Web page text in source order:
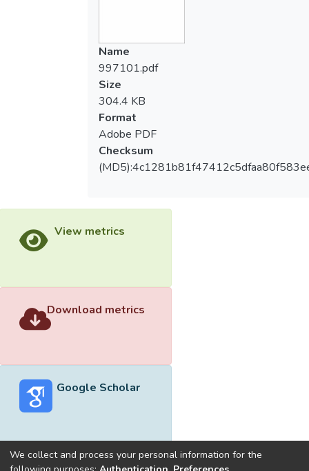
Name
997101.pdf
Size
304.4 KB
Format
Adobe PDF
Checksum
View metrics
Download metrics
Google Scholar
We collect and process your personal information for the